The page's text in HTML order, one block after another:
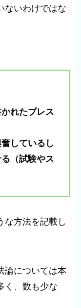
ないわけではな
れたブレス
しているし
（試験やス
な方法を記載し
論については本
く、数も少な